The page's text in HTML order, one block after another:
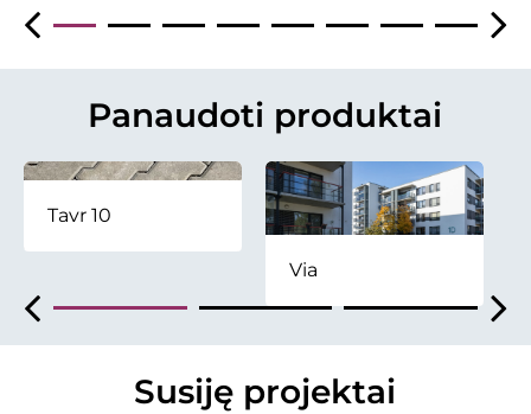
Panaudoti produktai
Tavr 10
Via
Susiję projektai